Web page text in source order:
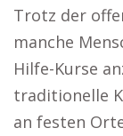
Trotz der
manche
Hilfe-Kurse
traditionelle
an festen